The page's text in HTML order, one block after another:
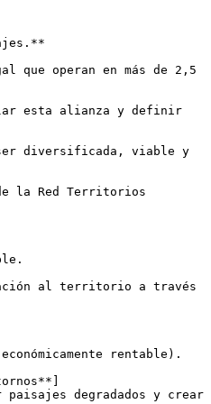
que operan en más de 2,5
esta alianza y definir
diversificada, viable y
la Red Territorios
al territorio a través
rentable).
degradados y crear